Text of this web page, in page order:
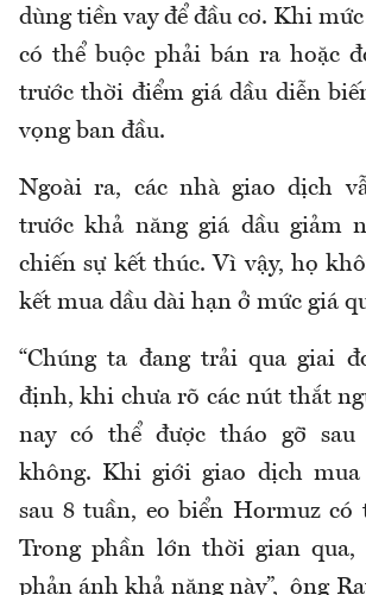
dùng tiền vay để đầu cơ. Khi
có thể buộc phải bán ra hoặc
trước thời điểm giá dầu diễn
vọng ban đầu.
Ngoài ra, các nhà giao dịch
trước khả năng giá dầu giảm
chiến sự kết thúc. Vì vậy, họ
kết mua dầu dài hạn ở mức giá
“Chúng ta đang trải qua giai
định, khi chưa rõ các nút thắt
nay có thể được tháo gỡ
không. Khi giới giao dịch mua
sau 8 tuần, eo biển Hormuz có
Trong phần lớn thời gian
phản ánh khả năng này”, ông